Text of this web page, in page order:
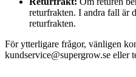
returfrakten. I andra fall är
returfrakten.
För ytterligare frågor, vänligen
kundservice@supergrow.se eller